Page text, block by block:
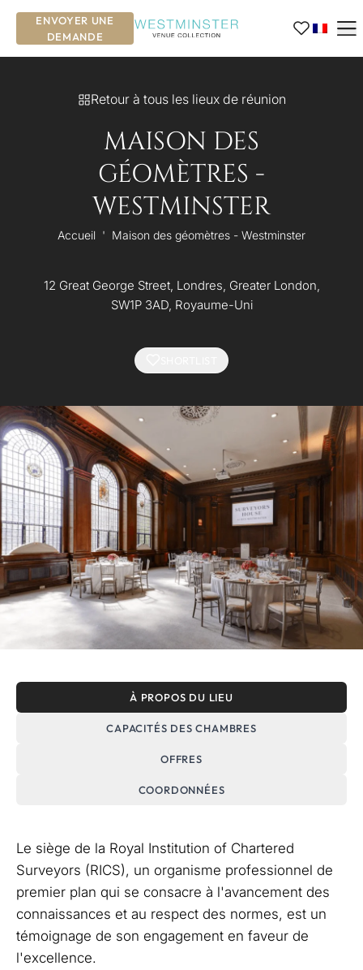
ENVOYER UNE
DEMANDE
Retour à tous les lieux de réunion
MAISON DES
GÉOMÈTRES -
WESTMINSTER
Accueil ' Maison des géomètres - Westminster
12 Great George Street, Londres, Greater London,
SW1P 3AD, Royaume-Uni
À PROPOS DU LIEU
CAPACITÉS DES CHAMBRES
OFFRES
COORDONNÉES
Le siège de la Royal Institution of Chartered
Surveyors (RICS), un organisme professionnel de
premier plan qui se consacre à l'avancement des
connaissances et au respect des normes, est un
témoignage de son engagement en faveur de
l'excellence.